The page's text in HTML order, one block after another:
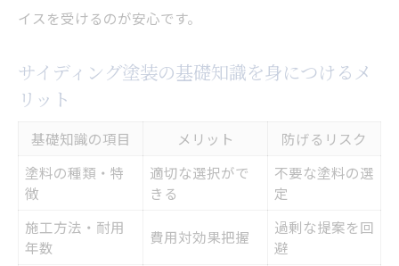
イスを受けるのが安心です。
サイディング塗装の基礎知識を身につけるメ
リット
基礎知識の項目 メリット
防げるリスク
塗料の種類・特
徴
適切な選択がで
きる
不要な塗料の選
定
施工方法・耐用
年数
費用対効果把握
過剰な提案を回
避